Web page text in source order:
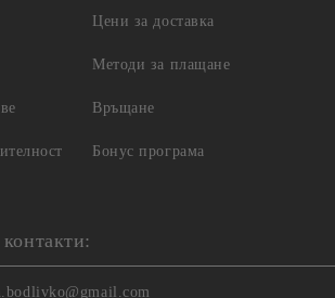
Цени за доставка
Методи за плащане
Връщане
Бонус програма